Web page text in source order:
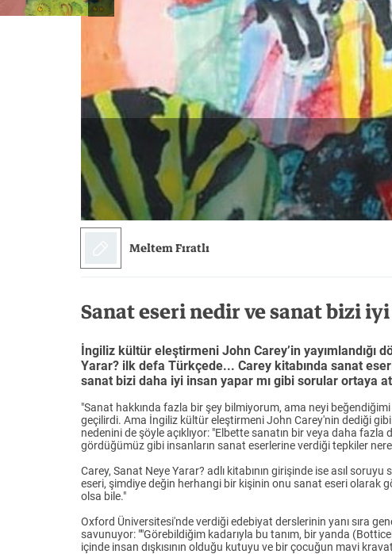
Klasik Bilim
Sanat
Felsefe
Meltem Fıratlı
Sanat eseri nedir ve sanat bizi
İngiliz kültür eleştirmeni John Carey’in yayımlandığı
Yarar? ilk defa Türkçede... Carey kitabında sanat
sanat bizi daha iyi insan yapar mı gibi sorular ortaya
"Sanat hakkında fazla bir şey bilmiyorum, ama neyi
geçilirdi. Ama İngiliz kültür eleştirmeni John Carey'nin dediği
nedenini de şöyle açıklıyor: "Elbette sanatın bir veya daha
gördüğümüz gibi insanların sanat eserlerine verdiği tepkiler
Carey, Sanat Neye Yarar? adlı kitabının girişinde ise asıl
eseri, şimdiye değin herhangi bir kişinin onu sanat eseri olarak
olsa bile."
Oxford Üniversitesi'nde verdiği edebiyat derslerinin yanı sıra
savunuyor: ""Görebildiğim kadarıyla bu tanım, bir yanda
içinde insan dışkısının olduğu kutuyu ve bir çocuğun mavi